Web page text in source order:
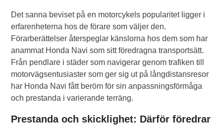
Det sanna beviset på en motorcykels popularitet ligger i
erfarenheterna hos de förare som väljer den.
Förarberättelser återspeglar känslorna hos dem som har
anammat Honda Navi som sitt föredragna transportsätt.
Från pendlare i städer som navigerar genom trafiken till
motorvägsentusiaster som ger sig ut på långdistansresor
har Honda Navi fått beröm för sin anpassningsförmåga
och prestanda i varierande terräng.
Prestanda och skicklighet: Därför föredrar